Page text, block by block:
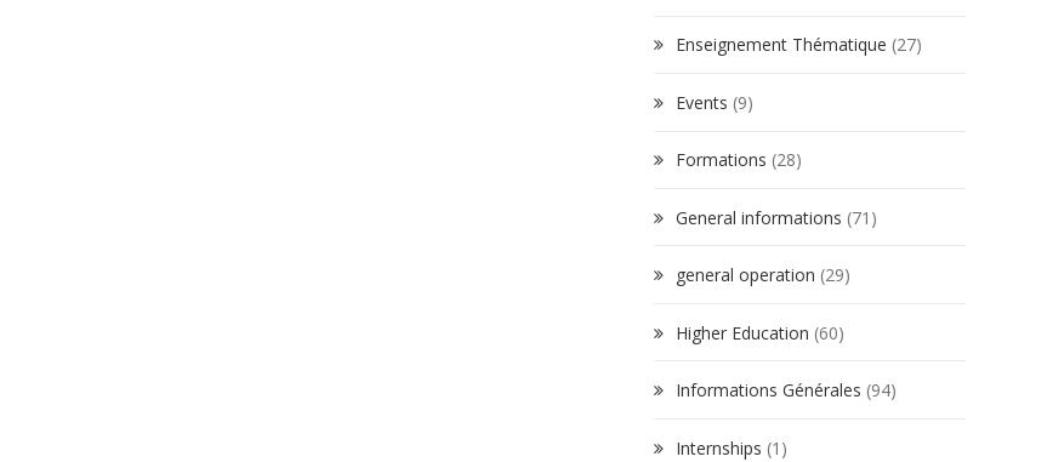
Enseignement Thématique (27)
Events (9)
Formations (28)
General informations (71)
general operation (29)
Higher Education (60)
Informations Générales (94)
Internships (1)